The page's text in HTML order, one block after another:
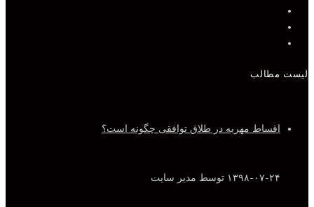
لیست مطالب
اقساط مهریه در طلاق توافقی چگونه است؟
۱۳۹۸-۰۷-۲۴ توسط مدیر سایت